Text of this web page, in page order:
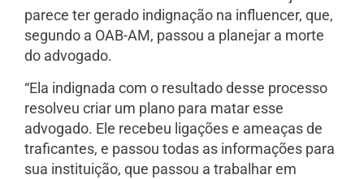
parece ter gerado indignação na influencer, que,
segundo a OAB-AM, passou a planejar a morte
do advogado.
“Ela indignada com o resultado desse processo
resolveu criar um plano para matar esse
advogado. Ele recebeu ligações e ameaças de
traficantes, e passou todas as informações para
sua instituição, que passou a trabalhar em